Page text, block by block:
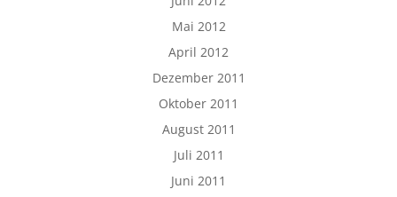
Mai 2012
April 2012
Dezember 2011
Oktober 2011
August 2011
Juli 2011
Juni 2011